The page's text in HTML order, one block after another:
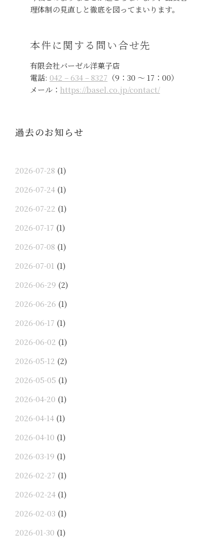
理体制の見直しと徹底を図ってまいります。
本件に関する問い合せ先
有限会社バーゼル洋菓子店
電話: 042 – 634 – 8327 （9：30 ～ 17：00）
メール： https://basel.co.jp/contact/
過去のお知らせ
2026-07-28 (1)
2026-07-24 (1)
2026-07-22 (1)
2026-07-17 (1)
2026-07-08 (1)
2026-07-01 (1)
2026-06-29 (2)
2026-06-26 (1)
2026-06-17 (1)
2026-06-02 (1)
2026-05-12 (2)
2026-05-05 (1)
2026-04-20 (1)
2026-04-14 (1)
2026-04-10 (1)
2026-03-19 (1)
2026-02-27 (1)
2026-02-24 (1)
2026-02-03 (1)
2026-01-30 (1)